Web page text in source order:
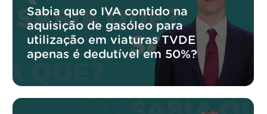
Sabia que o IVA contido na
aquisição de gasóleo para
utilização em viaturas TVDE
apenas é dedutível em 50%?